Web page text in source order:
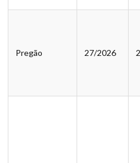
Pregão 27/2026